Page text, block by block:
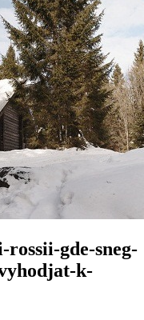
gde-sneg-
k-